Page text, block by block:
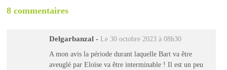
8 commentaires
Delgarbanzal - Le 30 octobre 2023 à 08h30
A mon avis la période durant laquelle Bart va être
aveuglé par Eloïse va être interminable ! Il est un peu